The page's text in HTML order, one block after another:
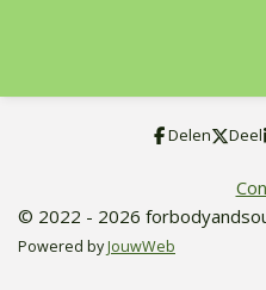
Delen Deel
© 2022 - 2026
Powered byJouwWeb